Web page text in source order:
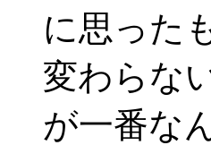
に思った
変わらな
が一番な